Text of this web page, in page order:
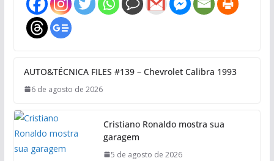
AUTO&TÉCNICA FILES #139 – Chevrolet Calibra 1993
6 de agosto de 2026
Cristiano Ronaldo mostra sua
garagem
5 de agosto de 2026